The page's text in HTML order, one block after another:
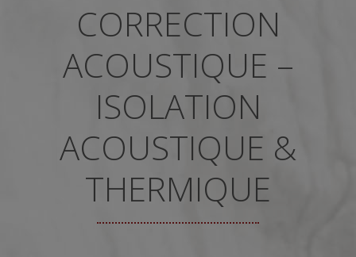
CORRECTION
ACOUSTIQUE –
ISOLATION
ACOUSTIQUE &
THERMIQUE